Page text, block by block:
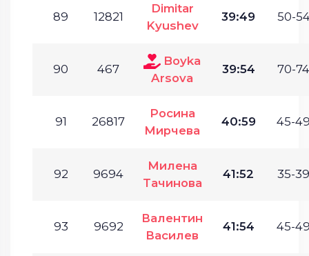
89 12821
Dimitar
Kyushev
39:49 50-
90 467
Boyka
Arsova
39:54 70-
91 26817
Росина
Мирчева
40:59 45-
92 9694
Милена
Тачинова
41:52 35-
93 9692
Валентин
Василев
41:54 45-